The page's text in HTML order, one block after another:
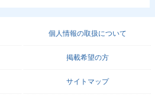
個人情報の取扱について
掲載希望の方
サイトマップ